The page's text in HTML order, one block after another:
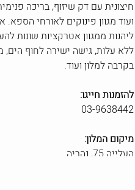
חיצונית עם דק שיזוף, בריכה
ועוד מגוון פינוקים לאורחי
ליהנות ממגוון אטרקציות שונות
ללא עלות, גישה ישירה לחוף הים,
בקרבה למלון ועוד.
להזמנות חייגו:
03-9638442
מיקום המלון:
העלייה 75, נהריה